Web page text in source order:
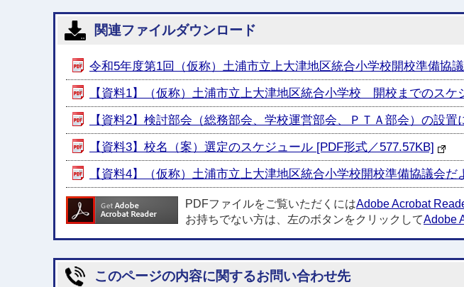
関連ファイルダウンロード
令和5年度第1回（仮称）土浦市立上大津地区統合小学校開校準備協
【資料1】（仮称）土浦市立上大津地区統合小学校 開校までのスケ
【資料2】検討部会（総務部会、学校運営部会、ＰＴＡ部会）の設置
【資料3】校名（案）選定のスケジュール [PDF形式／577.57KB]
【資料4】（仮称）土浦市立上大津地区統合小学校開校準備協議会
PDFファイルをご覧いただくにはAdobe Acrobat
お持ちでない方は、左のボタンをクリックしてAdobe
このページの内容に関するお問い合わせ先